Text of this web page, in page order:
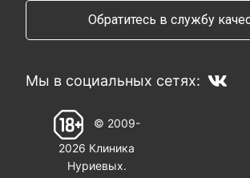
Обратитесь в службу
Мы в социальных сетях:
© 2009-
2026 Клиника
Нуриевых.